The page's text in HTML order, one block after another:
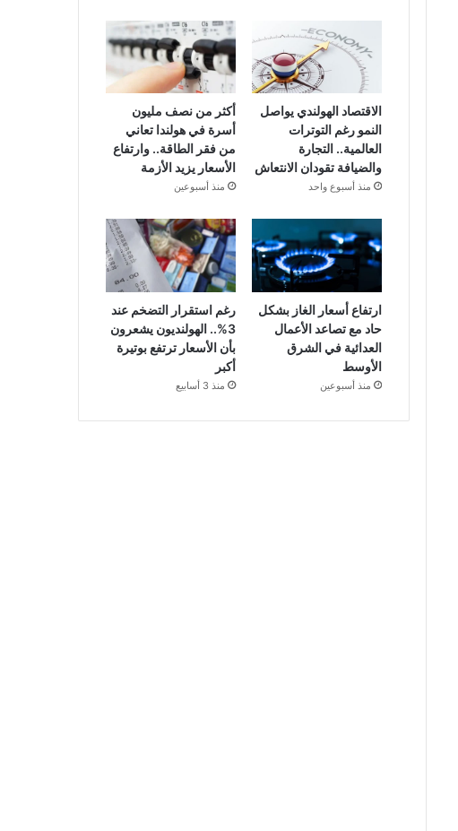
الاقتصاد الهولندي يواصل
النمو رغم التوترات
العالمية.. التجارة
والضيافة تقودان الانتعاش
منذ أسبوع واحد
أكثر من نصف مليون
أسرة في هولندا تعاني
من فقر الطاقة.. وارتفاع
الأسعار يزيد الأزمة
منذ أسبوعين
ارتفاع أسعار الغاز بشكل
حاد مع تصاعد الأعمال
العدائية في الشرق
الأوسط
منذ أسبوعين
رغم استقرار التضخم عند
3%.. الهولنديون يشعرون
بأن الأسعار ترتفع بوتيرة
أكبر
منذ 3 أسابيع